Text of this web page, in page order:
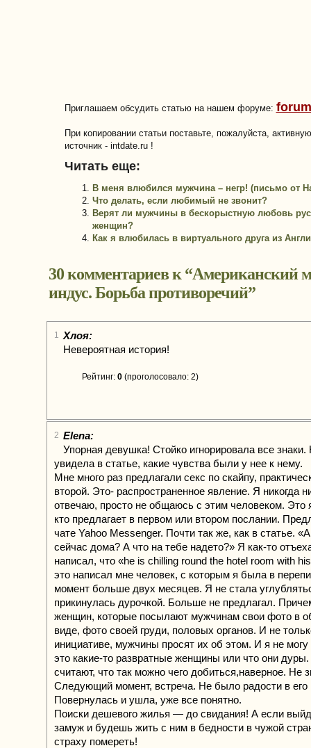
Приглашаем обсудить статью на нашем форуме:
При копировании статьи поставьте, пожалуйста,
источник - intdate.ru !
Читать еще:
В меня влюбился мужчина – негр! (письмо от
Что делать, если любимый не звонит?
Верят ли мужчины в бескорыстную любовь
женщин?
Как я влюбилась в виртуального друга из
30 комментариев к “Американский
индус. Борьба противоречий”
1 Хлоя:
Невероятная история!
Рейтинг: 0 (проголосовало: 2)
2 Elena:
Упорная девушка! Стойко игнорировала все знаки.
увидела в статье, какие чувства были у нее к нему.
Мне много раз предлагали секс по скайпу,
второй. Это- распространенное явление. Я никогда
отвечаю, просто не общаюсь с этим человеком. Это
кто предлагает в первом или втором послании.
чате Yahoo Messenger. Почти так же, как в статье.
сейчас дома? А что на тебе надето?» Я как-то
написал, что «he is chilling round the hotel room with
это написал мне человек, с которым я была в
момент больше двух месяцев. Я не стала
прикинулась дурочкой. Больше не предлагал.
женщин, которые посылают мужчинам свои фото в
виде, фото своей груди, половых органов. И не
инициативе, мужчины просят их об этом. И я не могу
это какие-то развратные женщины или что они
считают, что так можно чего добиться,наверное. Не
Следующий момент, встреча. Не было радости в его
Повернулась и ушла, уже все понятно.
Поиски дешевого жилья — до свидания! А если
замуж и будешь жить с ним в бедности в чужой
страху помереть!